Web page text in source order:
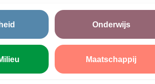
Onderwijs
Maatschappij